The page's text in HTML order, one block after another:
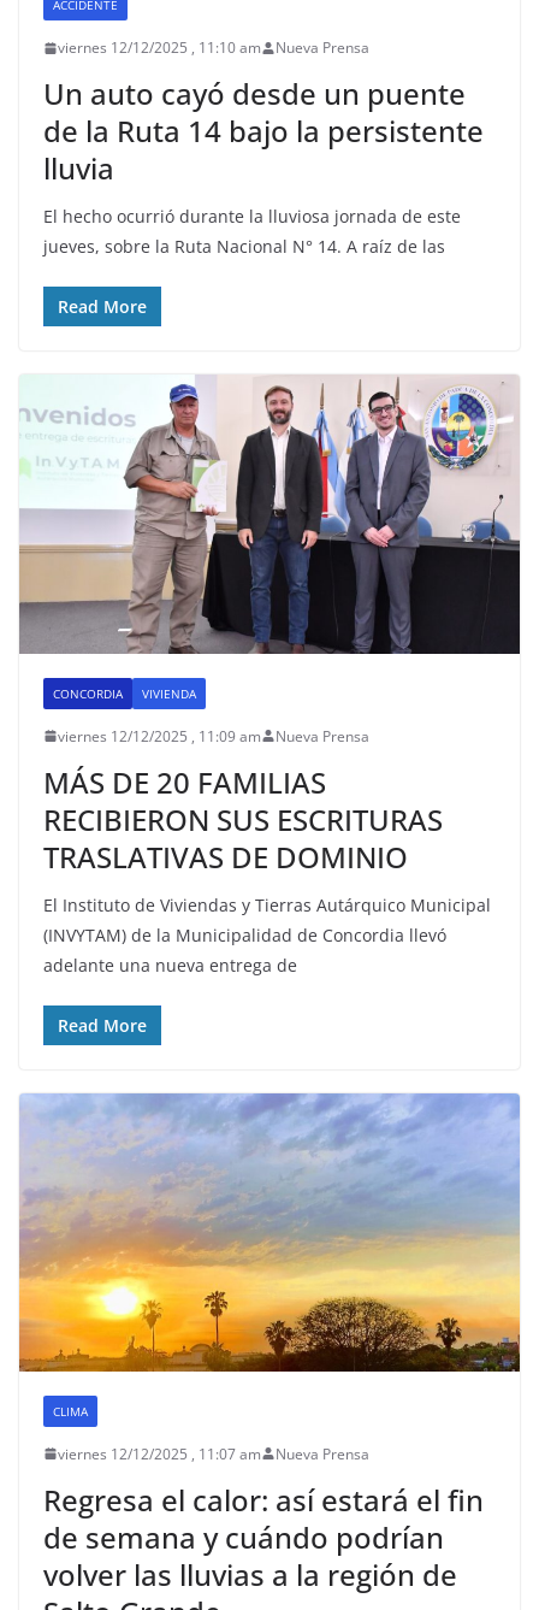
ACCIDENTE
viernes 12/12/2025 , 11:10 am Nueva Prensa
Un auto cayó desde un puente
de la Ruta 14 bajo la persistente
lluvia
El hecho ocurrió durante la lluviosa jornada de este
jueves, sobre la Ruta Nacional N° 14. A raíz de las
Read More
CONCORDIA VIVIENDA
viernes 12/12/2025 , 11:09 am Nueva Prensa
MÁS DE 20 FAMILIAS
RECIBIERON SUS ESCRITURAS
TRASLATIVAS DE DOMINIO
El Instituto de Viviendas y Tierras Autárquico Municipal
(INVYTAM) de la Municipalidad de Concordia llevó
adelante una nueva entrega de
Read More
CLIMA
viernes 12/12/2025 , 11:07 am Nueva Prensa
Regresa el calor: así estará el fin
de semana y cuándo podrían
volver las lluvias a la región de